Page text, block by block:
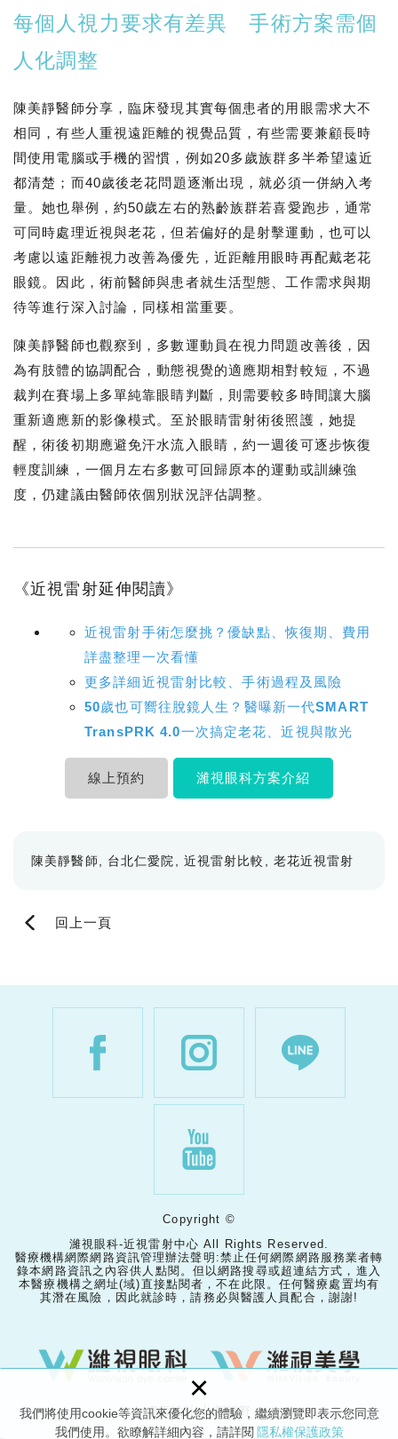
我們將使用cookie等資訊來優化您的體驗，繼續瀏覽即表示您同意
我們使用。欲瞭解詳細內容，請詳閱 隱私權保護政策
×
每個人視力要求有差異 手術方案需個
人化調整
陳美靜醫師分享，臨床發現其實每個患者的用眼需求大不
相同，有些人重視遠距離的視覺品質，有些需要兼顧長時
間使用電腦或手機的習慣，例如20多歲族群多半希望遠近
都清楚；而40歲後老花問題逐漸出現，就必須一併納入考
量。她也舉例，約50歲左右的熟齡族群若喜愛跑步，通常
可同時處理近視與老花，但若偏好的是射擊運動，也可以
考慮以遠距離視力改善為優先，近距離用眼時再配戴老花
眼鏡。因此，術前醫師與患者就生活型態、工作需求與期
待等進行深入討論，同樣相當重要。
陳美靜醫師也觀察到，多數運動員在視力問題改善後，因
為有肢體的協調配合，動態視覺的適應期相對較短，不過
裁判在賽場上多單純靠眼睛判斷，則需要較多時間讓大腦
重新適應新的影像模式。至於眼睛雷射術後照護，她提
醒，術後初期應避免汗水流入眼睛，約一週後可逐步恢復
輕度訓練，一個月左右多數可回歸原本的運動或訓練強
度，仍建議由醫師依個別狀況評估調整。
《近視雷射延伸閱讀》
近視雷射手術怎麼挑？優缺點、恢復期、費用
詳盡整理一次看懂
更多詳細近視雷射比較、手術過程及風險
50歲也可嚮往脫鏡人生？醫曝新一代SMART
TransPRK 4.0一次搞定老花、近視與散光
線上預約 濰視眼科方案介紹
陳美靜醫師 台北仁愛院 近視雷射比較 老花近視雷射
回上一頁
Copyright ©
濰視眼科-近視雷射中心 All Rights Reserved.
醫療機構網際網路資訊管理辦法聲明:禁止任何網際網路服務業者轉
錄本網路資訊之內容供人點閱。但以網路搜尋或超連結方式，進入
本醫療機構之網址(域)直接點閱者，不在此限。任何醫療處置均有
其潛在風險，因此就診時，請務必與醫護人員配合，謝謝!
網頁設計 │ 新視野